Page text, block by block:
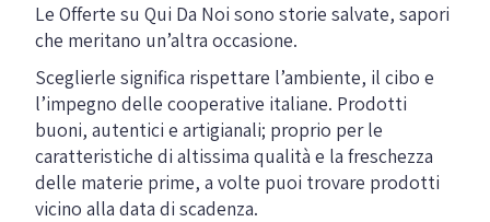
Le Offerte su Qui Da Noi sono storie salvate, sapori
che meritano un’altra occasione.
Sceglierle significa rispettare l’ambiente, il cibo e
l’impegno delle cooperative italiane. Prodotti
buoni, autentici e artigianali; proprio per le
caratteristiche di altissima qualità e la freschezza
delle materie prime, a volte puoi trovare prodotti
vicino alla data di scadenza.